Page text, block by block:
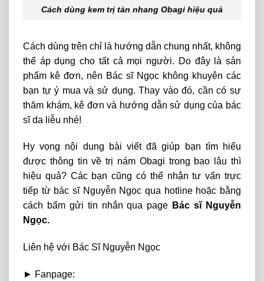
Cách dùng kem trị tàn nhang Obagi hiệu quả
Cách dùng trên chỉ là hướng dẫn chung nhất, không
thể áp dụng cho tất cả mọi người. Do đây là sản
phẩm kê đơn, nên Bác sĩ Ngọc không khuyên các
bạn tự ý mua và sử dụng. Thay vào đó, cần có sự
thăm khám, kê đơn và hướng dẫn sử dụng của bác
sĩ da liễu nhé!
Hy vọng nội dung bài viết đã giúp bạn tìm hiểu
được thông tin về trị nám Obagi trong bao lâu thì
hiệu quả? Các bạn cũng có thể nhận tư vấn trực
tiếp từ bác sĩ Nguyễn Ngọc qua hotline hoặc bằng
cách bấm gửi tin nhắn qua page Bác sĩ Nguyễn
Ngọc.
Liên hệ với Bác Sĩ Nguyễn Ngọc
► Fanpage: